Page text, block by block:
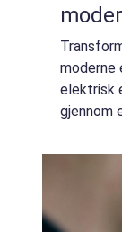
moderne
elektrisk
gjennom
elektri...